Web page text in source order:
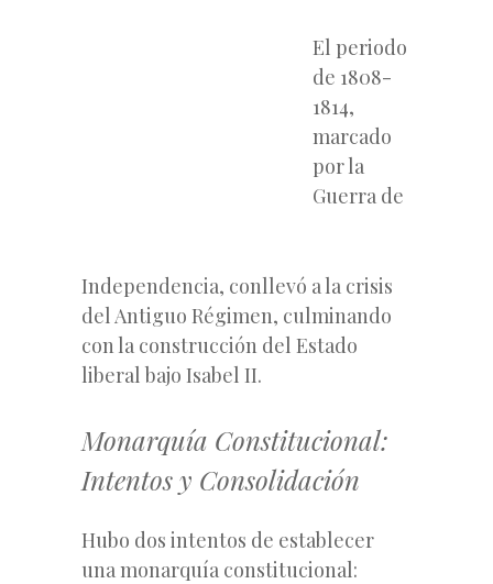
El periodo
de 1808-
1814,
marcado
por la
Guerra de
Independencia, conllevó a la crisis
del Antiguo Régimen, culminando
con la construcción del Estado
liberal bajo Isabel II.
Monarquía Constitucional:
Intentos y Consolidación
Hubo dos intentos de establecer
una monarquía constitucional: